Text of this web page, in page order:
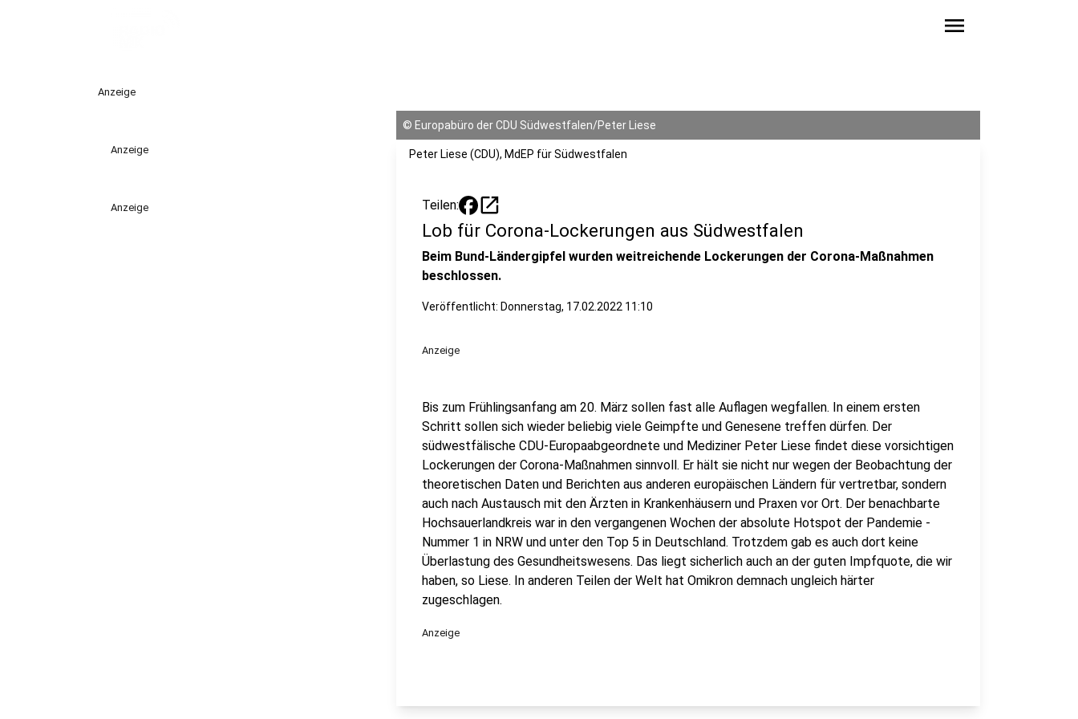
menu
Anzeige
Anzeige
Anzeige
© Europabüro der CDU Südwestfalen/Peter Liese
Peter Liese (CDU), MdEP für Südwestfalen
Teilen: open_in_new
Lob für Corona-Lockerungen aus Südwestfalen
Beim Bund-Ländergipfel wurden weitreichende Lockerungen der Corona-Maßnahmen
beschlossen.
Veröffentlicht: Donnerstag, 17.02.2022 11:10
Anzeige
Bis zum Frühlingsanfang am 20. März sollen fast alle Auflagen wegfallen. In einem ersten
Schritt sollen sich wieder beliebig viele Geimpfte und Genesene treffen dürfen. Der
südwestfälische CDU-Europaabgeordnete und Mediziner Peter Liese findet diese vorsichtigen
Lockerungen der Corona-Maßnahmen sinnvoll. Er hält sie nicht nur wegen der Beobachtung der
theoretischen Daten und Berichten aus anderen europäischen Ländern für vertretbar, sondern
auch nach Austausch mit den Ärzten in Krankenhäusern und Praxen vor Ort. Der benachbarte
Hochsauerlandkreis war in den vergangenen Wochen der absolute Hotspot der Pandemie -
Nummer 1 in NRW und unter den Top 5 in Deutschland. Trotzdem gab es auch dort keine
Überlastung des Gesundheitswesens. Das liegt sicherlich auch an der guten Impfquote, die wir
haben, so Liese. In anderen Teilen der Welt hat Omikron demnach ungleich härter
zugeschlagen.
Anzeige